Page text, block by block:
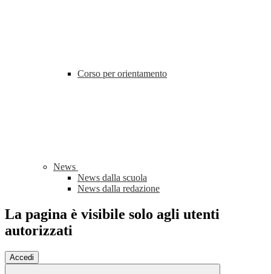
Corso per orientamento
News
News dalla scuola
News dalla redazione
La pagina è visibile solo agli utenti
autorizzati
Accedi